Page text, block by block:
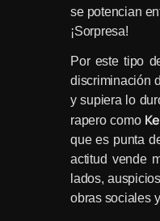
se potencian
¡Sorpresa!
Por este tipo
discriminación
y supiera lo
rapero como
que es punta
actitud vende
lados,
obras sociales